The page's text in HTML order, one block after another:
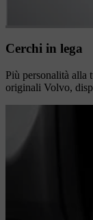
Cerchi in lega
Più personalità alla
originali Volvo,